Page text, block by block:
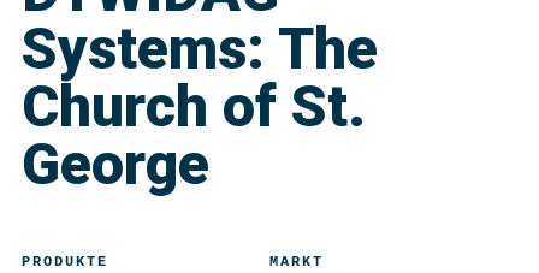
Systems: The
Church of St.
George
PRODUKTE MARKT